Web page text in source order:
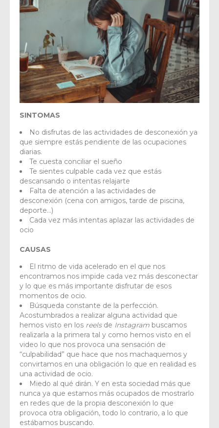
SINTOMAS
No disfrutas de las actividades de desconexión ya
que siempre estás pendiente de las ocupaciones
diarias.
Te cuesta conciliar el sueño
Te sientes culpable cada vez que estás
descansando o intentas relajarte
Falta de atención a las actividades de
desconexión (cena con amigos, tarde de piscina,
deporte…)
Cada vez más intentas aplazar las actividades de
ocio
CAUSAS
El ritmo de vida acelerado en el que nos
encontramos nos impide cada vez más desconectar
y lo que es más importante disfrutar de esos
momentos de ocio.
Búsqueda constante de la perfección.
Acostumbrados a realizar alguna actividad que
hemos visto en los reelsde Instagram buscamos
realizarla a la primera tal y como hemos visto en el
video lo que nos provoca una sensación de
“culpabilidad” que hace que nos machaquemos y
convirtamos en una obligación lo que en realidad es
una actividad de ocio.
Miedo al qué dirán. Y en esta sociedad más que
nunca ya que estamos más ocupados de mostrarlo
en redes que de la propia desconexión lo que
provoca otra obligación, todo lo contrario, a lo que
estábamos buscando.